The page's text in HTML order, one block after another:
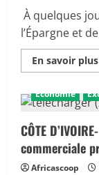
À quelques
l’Épargne et
En savoir plus
Économie
CÔTE
commerciale
Africascoop